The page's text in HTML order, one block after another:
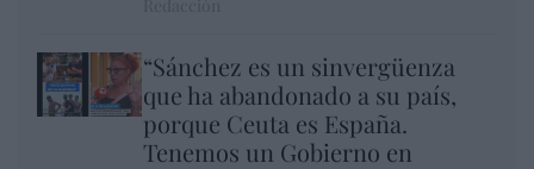
“Sánchez es un sinvergüenza
que ha abandonado a su país,
porque Ceuta es España.
Tenemos un Gobierno en